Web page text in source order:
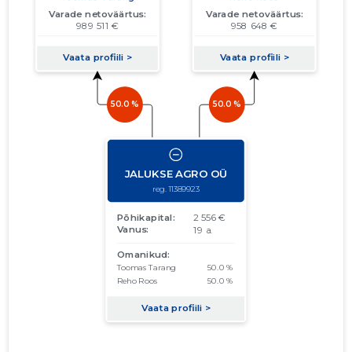
31.12.2013
31.12.2012
01.01.2011–
31.12.2011
28.03.2012
01.01.2010–
16.04.2010
31.12.2008
31.12.2007
26.06.2008